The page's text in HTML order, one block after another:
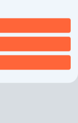
je nalezen hoe